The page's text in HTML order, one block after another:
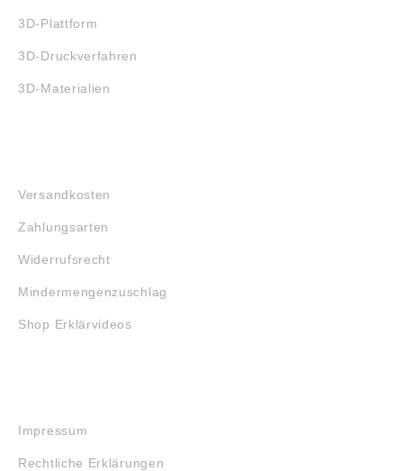
3D-Plattform
3D-Druckverfahren
3D-Materialien
Versandkosten
Zahlungsarten
Widerrufsrecht
Mindermengenzuschlag
Shop Erklärvideos
Impressum
Rechtliche Erklärungen